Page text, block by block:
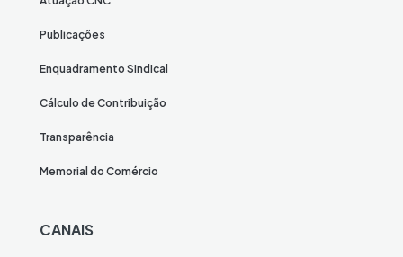
Publicações
Enquadramento Sindical
Cálculo de Contribuição
Transparência
Memorial do Comércio
CANAIS